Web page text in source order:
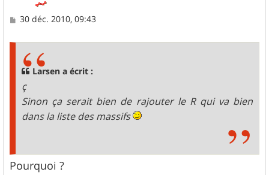
M
30 déc. 2010, 09:43
Larsen a écrit :
ç
Sinon ça serait bien de rajouter le R qui va bien
dans la liste des massifs
Pourquoi ?